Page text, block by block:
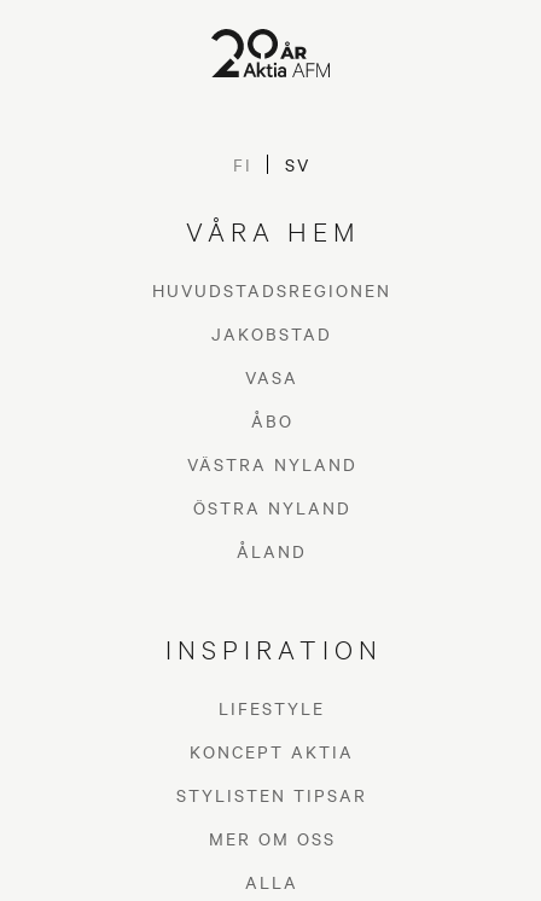
FI SV
VÅRA HEM
HUVUDSTADSREGIONEN
JAKOBSTAD
VASA
ÅBO
VÄSTRA NYLAND
ÖSTRA NYLAND
ÅLAND
INSPIRATION
LIFESTYLE
KONCEPT AKTIA
STYLISTEN TIPSAR
MER OM OSS
ALLA